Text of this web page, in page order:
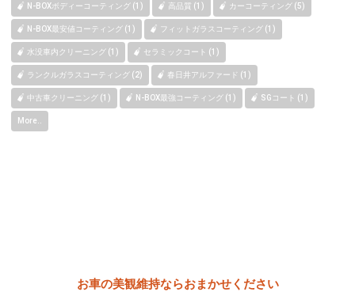
N-BOXボディーコーティング (1) 高品質 (1) カーコーティング (5)
N-BOX最安値コーティング (1) フィットガラスコーティング (1)
水没車内クリーニング (1) セラミックコート (1)
ランクルガラスコーティング (2) 春日井アルファード (1)
中古車クリーニング (1) N-BOX最強コーティング (1) SGコート (1)
More..
お車の美観維持ならおまかせください